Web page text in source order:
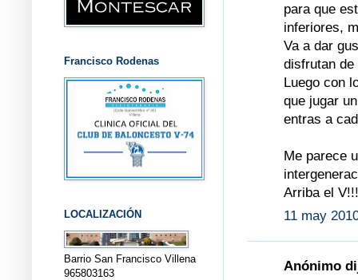
para que
inferiores,
Va a dar
disfrutan
Luego con
que jugar
entras a
Me parece
Arriba el
11 may
Anónimo
Francisco Rodenas
LOCALIZACIÓN
Barrio San Francisco Villena
965803163